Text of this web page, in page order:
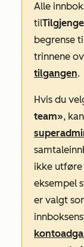
Alle
til
begrense
trinnene
tilgangen.
Hvis du
team», kan
ikke utføre
eksempel
er valgt
innboksens